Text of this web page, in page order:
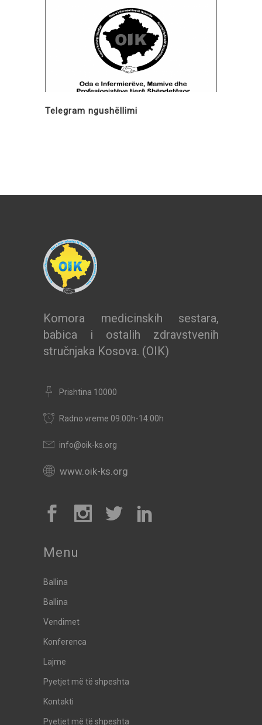
Telegram ngushëllimi
Komora medicinskih sestara,
babica i ostalih zdravstvenih
stručnjaka Kosova. (OIK)
Prishtina 10000
Radno vreme 09:00h-14:00h
info@oik-ks.org
www.oik-ks.org
Menu
Ballina
Ballina
Vendimet
Konferenca
Lajme
Pyetjet më të shpeshta
Kontakti
Pyetjet më të shpeshta